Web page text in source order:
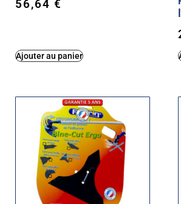
56,64€
Ajouter au panier